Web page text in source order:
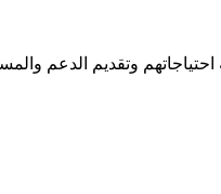
وتقديم الدعم